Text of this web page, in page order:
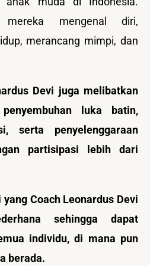
mereka mengenal diri,
merancang mimpi, dan
Devi juga melibatkan
luka batin,
serta penyelenggaraan
partisipasi lebih dari
Coach Leonardus Devi
sehingga dapat
individu, di mana pun
berada.